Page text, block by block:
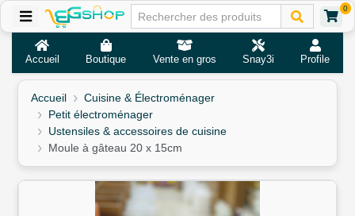
0
Accueil Boutique Vente en gros Snay3i Profile
Accueil
Cuisine & Électroménager
Petit électroménager
Ustensiles & accessoires de cuisine
Moule à gâteau 20 x 15cm